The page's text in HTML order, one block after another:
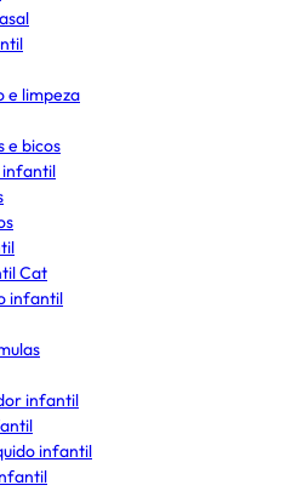
e limpeza
e bicos
infantil
Cat
infantil
infantil
infantil